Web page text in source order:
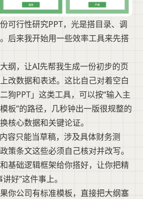
可行性研究PPT，光是搭目录、调
后来我开始用一些效率工具来先搭
纲，让AI先帮我生成一份初步的页
改数据和表述。这比自己对着空白
狗PPT」这类工具，可以按“输入主
”的路径，几秒钟出一版很规整的
核心数据和关键论证。
容只能当草稿，涉及具体财务测
策条文这些必须自己核对并改写。
基础逻辑框架给你搭好，让你把精
好”这件事上。
你公司有标准模板，直接把大纲塞